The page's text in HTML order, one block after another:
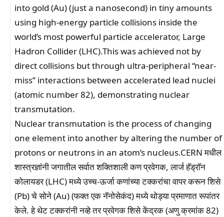
into gold (Au) (just a nanosecond) in tiny amounts
using high-energy particle collisions inside the
world’s most powerful particle accelerator, Large
Hadron Collider (LHC).This was achieved not by
direct collisions but through ultra-peripheral “near-
miss” interactions between accelerated lead nuclei
(atomic number 82), demonstrating nuclear
transmutation.
Nuclear transmutation is the process of changing
one element into another by altering the number of
protons or neutrons in an atom’s nucleus.CERN मधील
शास्त्रज्ञांनी जगातील सर्वात शक्तिशाली कण प्रवेगक, लार्ज हॅड्रॉन
कोलायडर (LHC) मध्ये उच्च-ऊर्जा कणांच्या टक्करांचा वापर करून शिसे
(Pb) चे सोने (Au) (फक्त एक नॅनोसेकंद) मध्ये थोड्या प्रमाणात रूपांतर
केले. हे थेट टक्करांनी नव्हे तर प्रवेगक शिसे केंद्रक (अणु क्रमांक 82)